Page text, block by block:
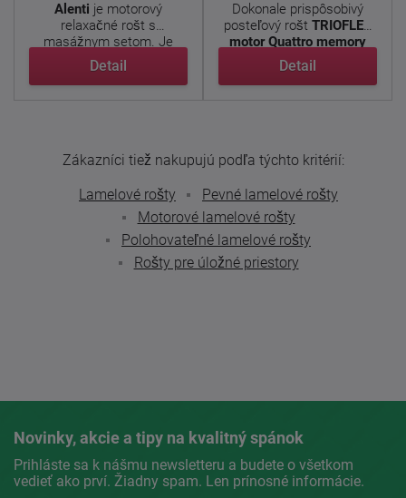
Alenti je motorový
relaxačné rošt s
masážnym setom. Je
určený pre ...
Detail
Dokonale prispôsobivý
posteľový rošt TRIOFLEX
motor Quattro memory
pre ...
Detail
Zákazníci tiež nakupujú podľa týchto kritérií:
Lamelové rošty
Pevné lamelové rošty
Motorové lamelové rošty
Polohovateľné lamelové rošty
Rošty pre úložné priestory
Novinky, akcie a tipy na kvalitný spánok
Prihláste sa k nášmu newsletteru a budete o všetkom
vedieť ako prví. Žiadny spam. Len prínosné informácie.